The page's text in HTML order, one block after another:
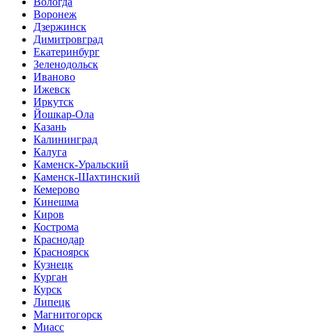
Воронеж
Дзержинск
Димитровград
Екатеринбург
Зеленодольск
Иваново
Ижевск
Иркутск
Йошкар-Ола
Казань
Калининград
Калуга
Каменск-Уральский
Каменск-Шахтинский
Кемерово
Кинешма
Киров
Кострома
Краснодар
Красноярск
Кузнецк
Курган
Курск
Липецк
Магнитогорск
Миасс